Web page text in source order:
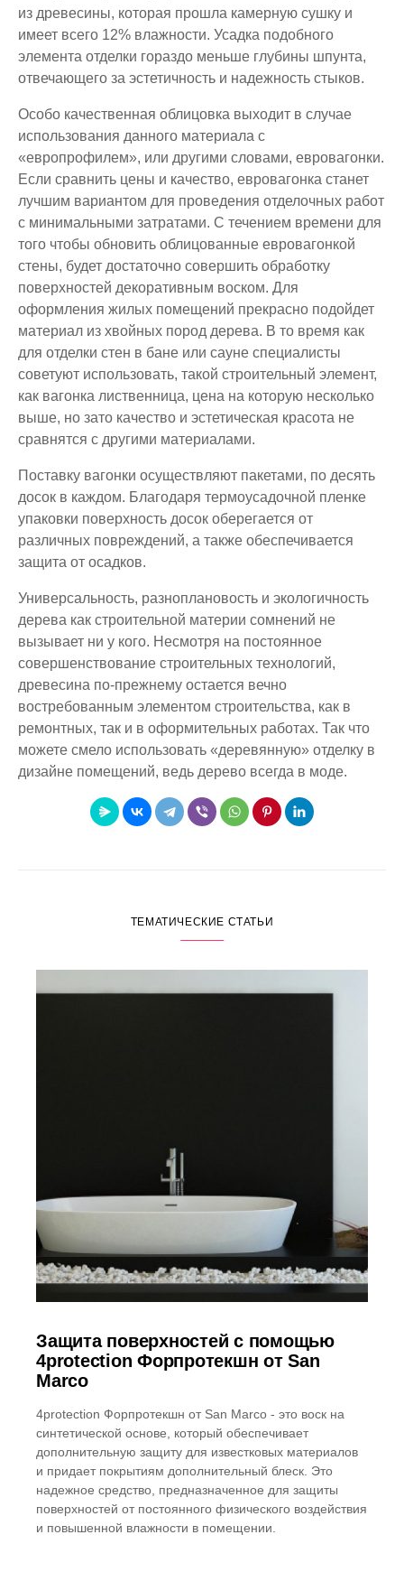
из древесины, которая прошла камерную сушку и
имеет всего 12% влажности. Усадка подобного
элемента отделки гораздо меньше глубины шпунта,
отвечающего за эстетичность и надежность стыков.
Особо качественная облицовка выходит в случае
использования данного материала с
«европрофилем», или другими словами, евровагонки.
Если сравнить цены и качество, евровагонка станет
лучшим вариантом для проведения отделочных работ
с минимальными затратами. С течением времени для
того чтобы обновить облицованные евровагонкой
стены, будет достаточно совершить обработку
поверхностей декоративным воском. Для
оформления жилых помещений прекрасно подойдет
материал из хвойных пород дерева. В то время как
для отделки стен в бане или сауне специалисты
советуют использовать, такой строительный элемент,
как вагонка лиственница, цена на которую несколько
выше, но зато качество и эстетическая красота не
сравнятся с другими материалами.
Поставку вагонки осуществляют пакетами, по десять
досок в каждом. Благодаря термоусадочной пленке
упаковки поверхность досок оберегается от
различных повреждений, а также обеспечивается
защита от осадков.
Универсальность, разноплановость и экологичность
дерева как строительной материи сомнений не
вызывает ни у кого. Несмотря на постоянное
совершенствование строительных технологий,
древесина по-прежнему остается вечно
востребованным элементом строительства, как в
ремонтных, так и в оформительных работах. Так что
можете смело использовать «деревянную» отделку в
дизайне помещений, ведь дерево всегда в моде.
ТЕМАТИЧЕСКИЕ СТАТЬИ
Защита поверхностей с помощью
4protection Форпротекшн от San
Marco
4protection Форпротекшн от San Marco - это воск на
синтетической основе, который обеспечивает
дополнительную защиту для известковых материалов
и придает покрытиям дополнительный блеск. Это
надежное средство, предназначенное для защиты
поверхностей от постоянного физического воздействия
и повышенной влажности в помещении.